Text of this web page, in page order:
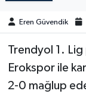
Eren Güvendik
Trendyol 1.
Erokspor ile
2-0 mağlup